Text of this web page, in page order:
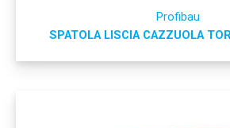
Profibau
SPATOLA LISCIA CAZZUOLA